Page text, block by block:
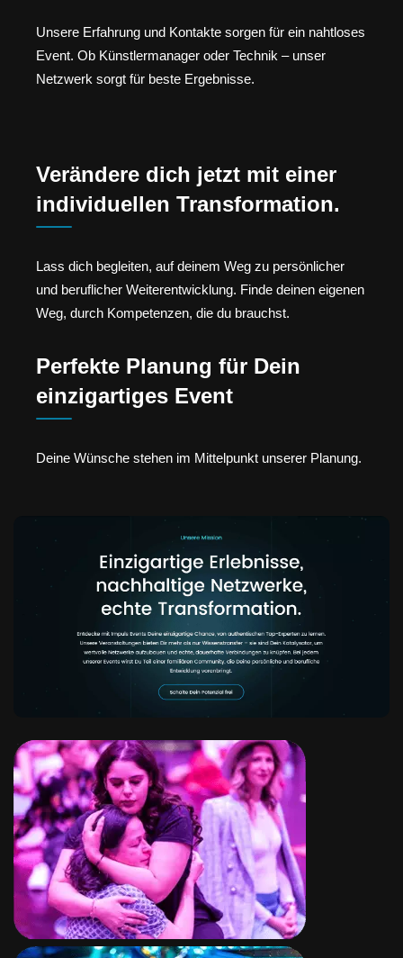
Unsere Erfahrung und Kontakte sorgen für ein nahtloses
Event. Ob Künstlermanager oder Technik – unser
Netzwerk sorgt für beste Ergebnisse.
Verändere dich jetzt mit einer
individuellen Transformation.
Lass dich begleiten, auf deinem Weg zu persönlicher
und beruflicher Weiterentwicklung. Finde deinen eigenen
Weg, durch Kompetenzen, die du brauchst.
Perfekte Planung für Dein
einzigartiges Event
Deine Wünsche stehen im Mittelpunkt unserer Planung.